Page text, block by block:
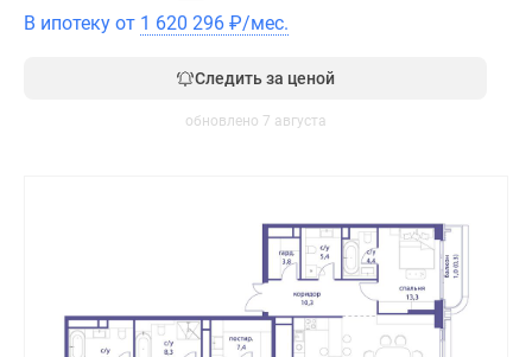
В ипотеку от 1 620 296 ₽/мес.
Следить за ценой
обновлено 7 августа